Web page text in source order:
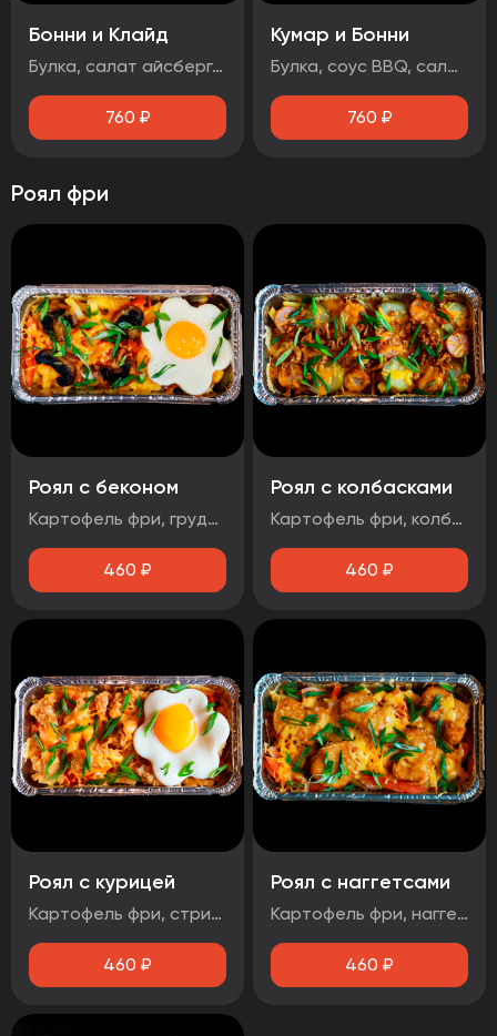
Бонни и Клайд
Булка, салат айсберг, соус дор-блю, помидор, стрипсы, ананас, сыр, соус чесночный Булка, соус BBQ , салат айсберг, огурцы маринованные, лук маринованный, котлета говяжья, сыр, чорризо, соус чесночный
760 ₽
Кумар и Бонни
Булка, соус BBQ, салат айсберг, помидор, огурцы маринованные, котлета говяжья, сыр, луковые кольца, бекон, соус медово-горчичный Булка, салат айсберг, соус дор-блю, помидоры, стрипсы, ананас, сыр, соус чесночный
760 ₽
Роял фри
Роял с беконом
Картофель фри, грудинка свиная, яйцо, маринованный лук, помидор, шампиньоны, зеленый лук, сыр Гауда, соус чесночный
460 ₽
Роял с колбасками
Картофель фри, колбаски баварские, соус BBQ, огурцы маринованные, зеленый лук, лук фритюрный, сыр
460 ₽
Роял с курицей
Картофель фри, стрипсы, яйцо, соус чесночный, помидор, зеленый лук, сыр
460 ₽
Роял с наггетсами
Картофель фри, наггетсы, яйцо, соус сырный, помидор, сыр, зеленый лук
460 ₽